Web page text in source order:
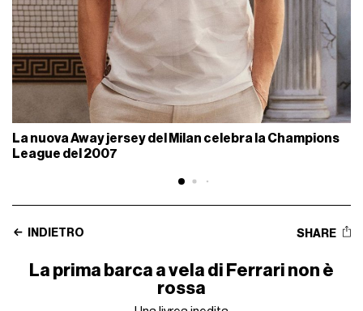
La nuova Away jersey del Milan celebra la Champions
League del 2007
INDIETRO SHARE
La prima barca a vela di Ferrari non è
rossa